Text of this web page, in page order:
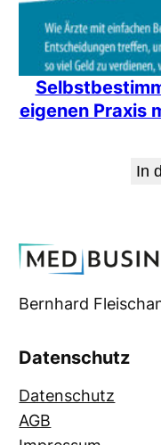
eigenen Praxis
In
Bernhard
Datenschutz
Datenschutz
AGB